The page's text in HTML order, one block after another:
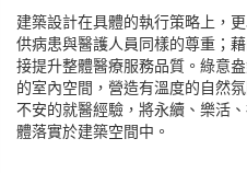
建築設計在具體的執行策略上，
供病患與醫護人員同樣的尊重；
接提升整體醫療服務品質。綠意
的室內空間，營造有溫度的自然
不安的就醫經驗，將永續、樂活
體落實於建築空間中。